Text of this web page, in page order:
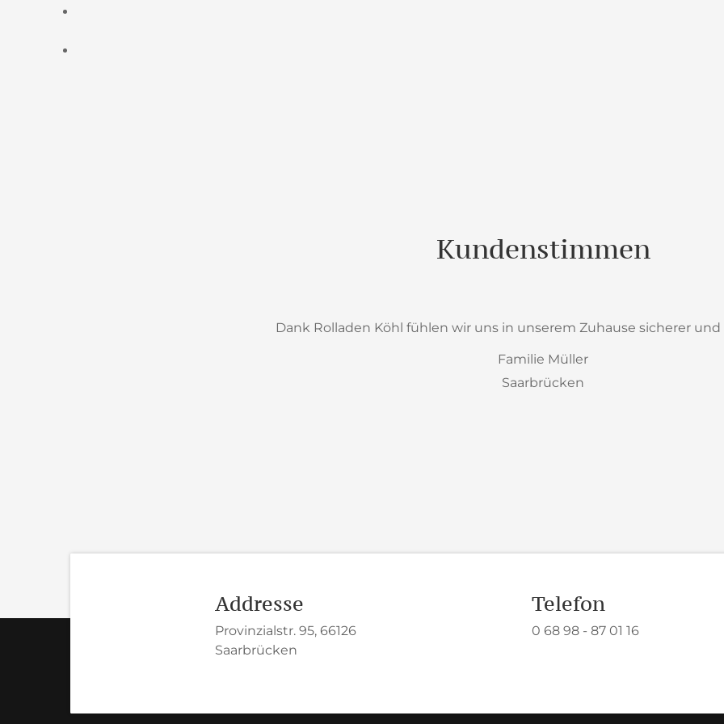
Kundenstimmen
Dank Rolladen Köhl fühlen wir uns in unserem Zuhause sicherer
Familie Müller
Saarbrücken
Addresse
Provinzialstr. 95, 66126
Saarbrücken
Telefon
0 68 98 - 87 01 16